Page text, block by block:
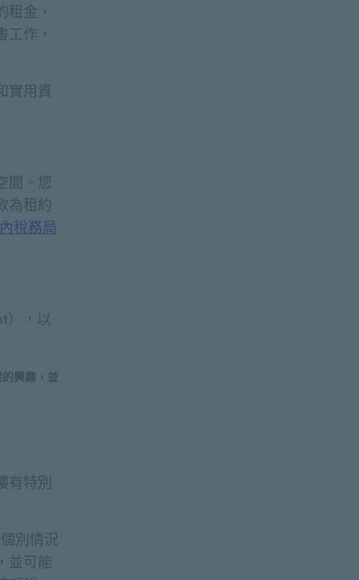
金，
作，
實用資
間。您
為租約
稅務局
），以
興趣，並
有特別
別情況
並可能